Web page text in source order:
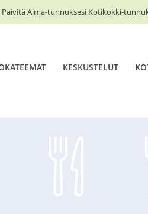
Alma-tunnuksesi Kotikokki-
KESKUSTELUT